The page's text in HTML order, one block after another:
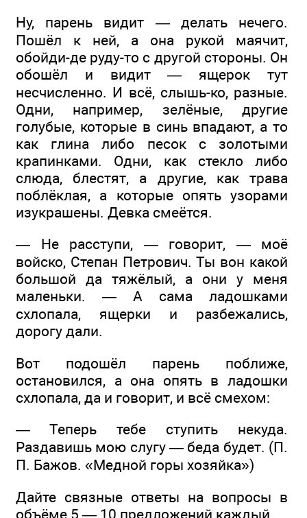
Ну, парень видит — делать нечего.
Пошёл к ней, а она рукой маячит,
обойди-де руду-то с другой стороны. Он
обошёл и видит — ящерок тут
несчисленно. И всё, слышь-ко, разные.
Одни, например, зелёные, другие
голубые, которые в синь впадают, а то
как глина либо песок с золотыми
крапинками. Одни, как стекло либо
слюда, блестят, а другие, как трава
поблёклая, а которые опять узорами
изукрашены. Девка смеётся.
— Не расступи, — говорит, — моё
войско, Степан Петрович. Ты вон какой
большой да тяжёлый, а они у меня
маленьки. — А сама ладошками
схлопала, ящерки и разбежались,
дорогу дали.
Вот подошёл парень поближе,
остановился, а она опять в ладошки
схлопала, да и говорит, и всё смехом:
— Теперь тебе ступить некуда.
Раздавишь мою слугу — беда будет. (П.
П. Бажов. «Медной горы хозяйка»)
Дайте связные ответы на вопросы в
объёме 5 — 10 предложений каждый.